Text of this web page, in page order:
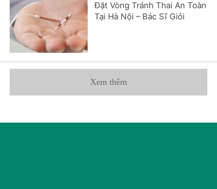
Đặt Vòng Tránh Thai An Toàn
Tại Hà Nội – Bác Sĩ Giỏi
Xem thêm